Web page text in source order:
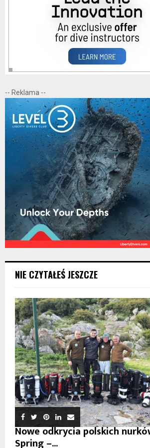
-- Reklama --
NIE CZYTAŁEŚ JESZCZE
Nowe odkrycia polskich
Spring –...